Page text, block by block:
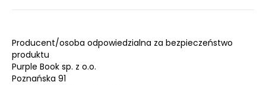
Producent/osoba odpowiedzialna za bezpieczeństwo
produktu
Purple Book sp. z o.o.
Poznańska 91